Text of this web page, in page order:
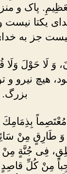
الْعَظِيمِ.
یکتا
جز به
وَ لَا حَوْلَ وَلَا
هیچ نیرو و
بزرگ.
بِذِمَامِكَ
طَارِقٍ مِنْ
فِى جُنَّةٍ
مِنْ كُلِّ